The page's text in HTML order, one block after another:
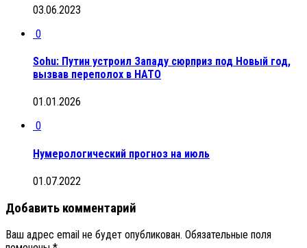
03.06.2023
0
Sohu: Путин устроил Западу сюрприз под Новый год,
вызвав переполох в НАТО
01.01.2026
0
Нумерологический прогноз на июль
01.07.2022
Добавить комментарий
Ваш адрес email не будет опубликован. Обязательные поля